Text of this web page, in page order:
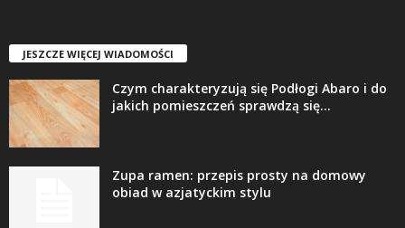
JESZCZE WIĘCEJ WIADOMOŚCI
Czym charakteryzują się Podłogi Abaro i do
jakich pomieszczeń sprawdzą się...
Zupa ramen: przepis prosty na domowy
obiad w azjatyckim stylu